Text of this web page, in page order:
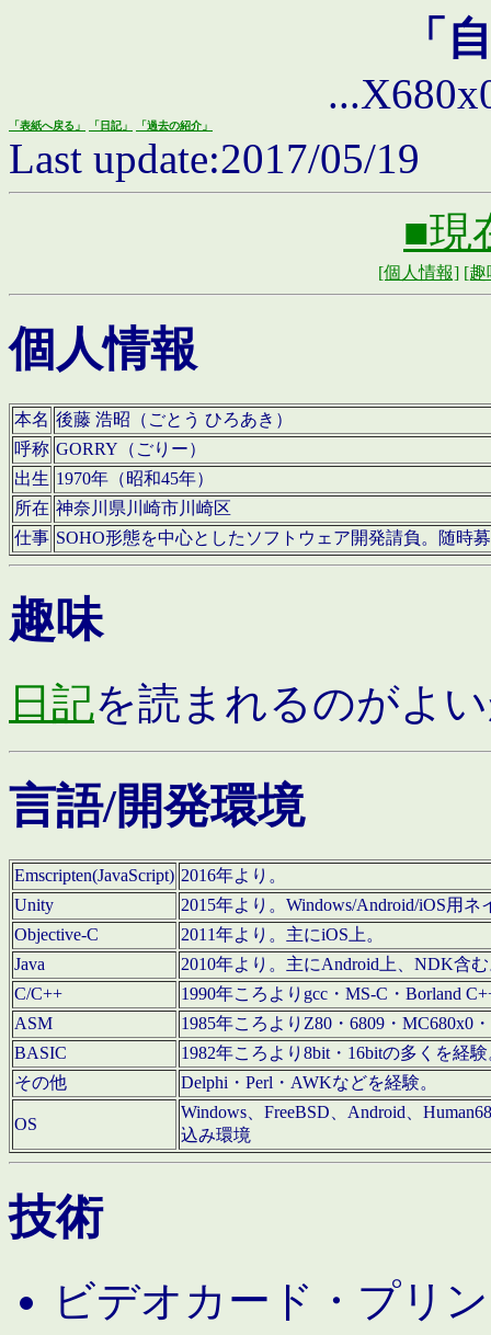
「
「表紙へ戻る」 「日記」 「過去の紹介」
Last update:2017/05/19
■現
[個人情報] [趣
個人情報
本名 後藤 浩昭（ごとう ひろあき）
呼称 GORRY（ごりー）
出生 1970年（昭和45年）
所在 神奈川県川崎市川崎区
仕事 SOHO形態を中心としたソフトウェア開発請負。随時
趣味
日記を読まれるのがよ
言語/開発環境
Emscripten(JavaScript) 2016年より。
Unity
2015年より。Windows/Android/iOS用
Objective-C
2011年より。主にiOS上。
Java
2010年より。主にAndroid上、NDK含
C/C++
1990年ころよりgcc・MS-C・Borland
ASM
1985年ころよりZ80・6809・MC680x0
BASIC
1982年ころより8bit・16bitの多くを経
その他
Delphi・Perl・AWKなどを経験。
OS
Windows、FreeBSD、Android、
込み環境
技術
ビデオカード・プリ